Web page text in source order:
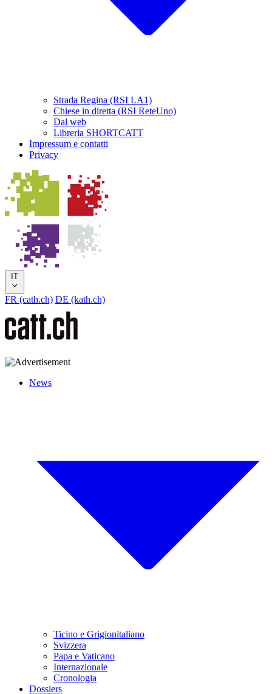
Strada Regina (RSI LA1)
Chiese in diretta (RSI ReteUno)
Dal web
Libreria SHORTCATT
Impressum e contatti
Privacy
IT
FR (cath.ch) DE (kath.ch)
News
Ticino e Grigionitaliano
Svizzera
Papa e Vaticano
Internazionale
Cronologia
Dossiers